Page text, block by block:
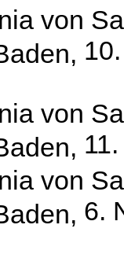
von
von
von
6.